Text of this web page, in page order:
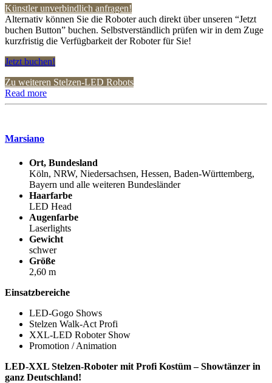
Künstler unverbindlich anfragen!
Alternativ können Sie die Roboter auch direkt über unseren “Jetzt
buchen Button” buchen. Selbstverständlich prüfen wir in dem Zuge
kurzfristig die Verfügbarkeit der Roboter für Sie!
Jetzt buchen!
Zu weiteren Stelzen-LED Robots
Read more
Marsiano
Ort, Bundesland
Köln, NRW, Niedersachsen, Hessen, Baden-Württemberg,
Bayern und alle weiteren Bundesländer
Haarfarbe
LED Head
Augenfarbe
Laserlights
Gewicht
schwer
Größe
2,60 m
Einsatzbereiche
LED-Gogo Shows
Stelzen Walk-Act Profi
XXL-LED Roboter Show
Promotion / Animation
LED-XXL Stelzen-Roboter mit Profi Kostüm – Showtänzer in
ganz Deutschland!